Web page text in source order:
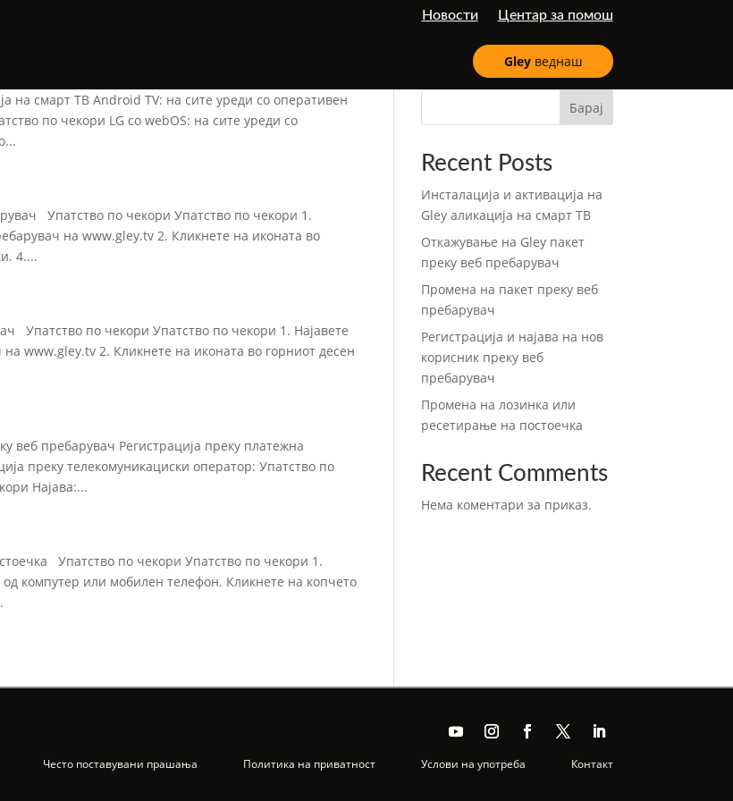
Новости Центар за помош
Gleyведнаш
на смарт ТВ Android TV: на сите уреди со оперативен
по чекори LG co webOS: на сите уреди со
Упатство по чекори Упатство по чекори 1.
на www.gley.tv 2. Кликнете на иконата во
4....
Упатство по чекори Упатство по чекори 1. Најавете
www.gley.tv 2. Кликнете на иконата во горниот десен
веб пребарувач Регистрација преку платежна
преку телекомуникациски оператор: Упатство по
Најава:...
Упатство по чекори Упатство по чекори 1.
компутер или мобилен телефон. Кликнете на копчето
Барај
Recent Posts
Инсталација и активација на
Gley аликација на смарт ТВ
Откажување на Gley пакет
преку веб пребарувач
Промена на пакет преку веб
пребарувач
Регистрација и најава на нов
корисник преку веб
пребарувач
Промена на лозинка или
ресетирање на постоечка
Recent Comments
Нема коментари за приказ.
Често поставувани прашања Политика на приватност Услови на употреба Контакт